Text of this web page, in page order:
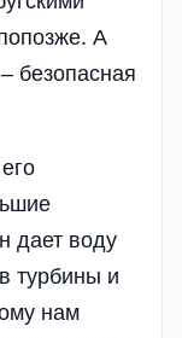
А
безопасная
дает воду
турбины и
нам